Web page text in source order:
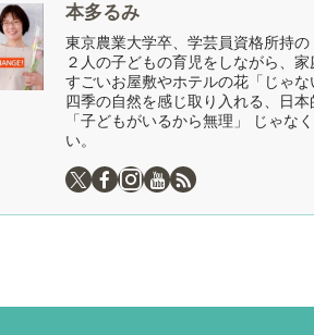
本多るみ
東京農業大学卒、学芸員資格所持
２人の子どもの育児をしながら、
すごいお屋敷やホテルの花「じゃ
四季の自然を感じ取り入れる、日本
「子どもがいるから無理」 じゃな
い。